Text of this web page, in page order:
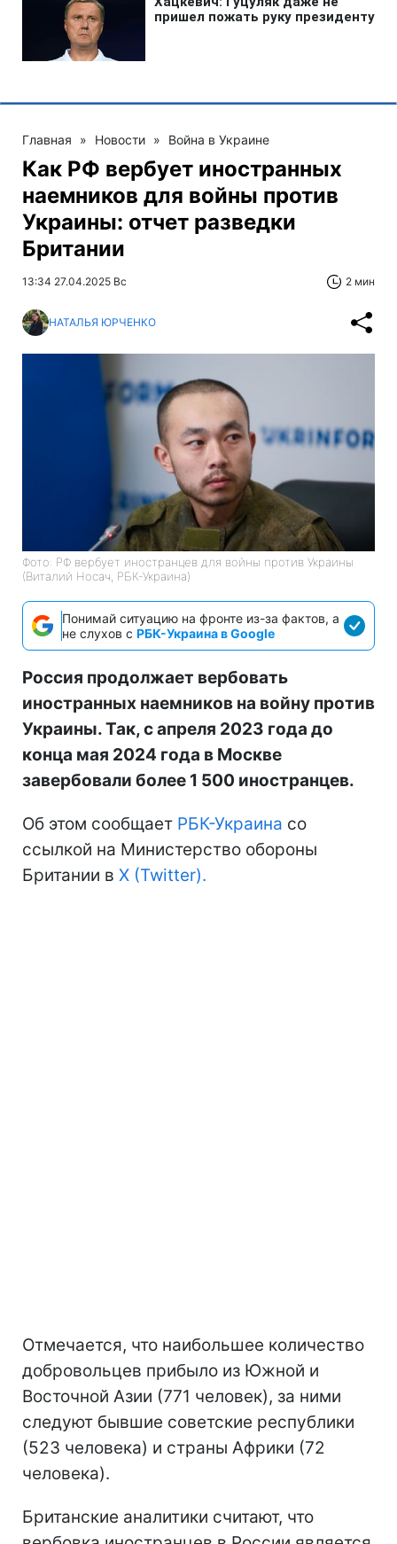
Главная » Новости » Война в Украине
Как РФ вербует иностранных
наемников для войны против
Украины: отчет разведки
Британии
13:34 27.04.2025 Вс 2 мин
НАТАЛЬЯ ЮРЧЕНКО
Фото: РФ вербует иностранцев для войны против Украины
(Виталий Носач, РБК-Украина)
Понимай ситуацию на фронте из-за фактов, а
не слухов с РБК-Украина в Google
Россия продолжает вербовать
иностранных наемников на войну против
Украины. Так, с апреля 2023 года до
конца мая 2024 года в Москве
завербовали более 1 500 иностранцев.
Об этом сообщает РБК-Украина со
ссылкой на Министерство обороны
Британии в X (Twitter).
Отмечается, что наибольшее количество
добровольцев прибыло из Южной и
Восточной Азии (771 человек), за ними
следуют бывшие советские республики
(523 человека) и страны Африки (72
человека).
Британские аналитики считают, что